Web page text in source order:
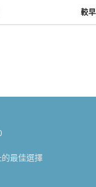
較早
最佳選擇